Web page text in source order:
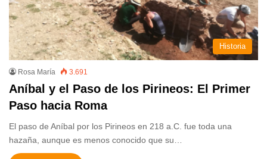
Historia
Rosa María 3.691
Aníbal y el Paso de los Pirineos: El Primer
Paso hacia Roma
El paso de Aníbal por los Pirineos en 218 a.C. fue toda una
hazaña, aunque es menos conocido que su…